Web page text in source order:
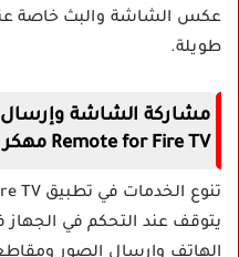
طويلة.
مشاركة الشاشة
Remote for Fire TV مهكر
يتوقف عند التحكم في